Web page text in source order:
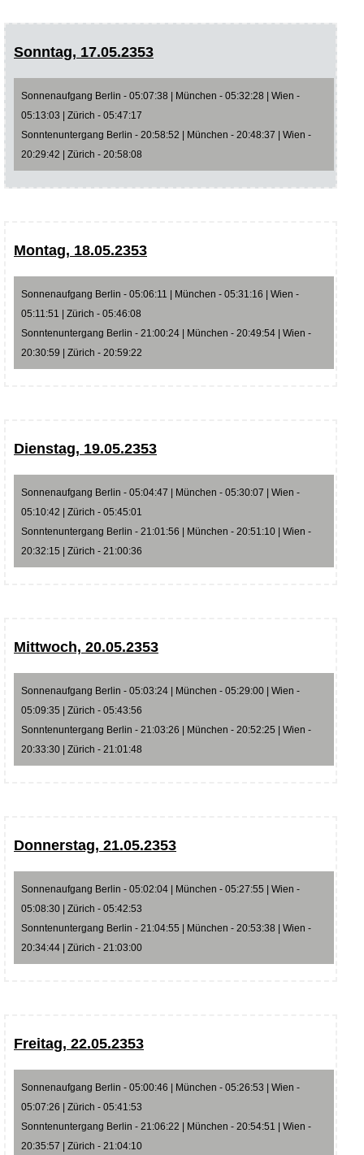
Sonntag, 17.05.2353
Sonnenaufgang Berlin - 05:07:38 | München - 05:32:28 | Wien -
05:13:03 | Zürich - 05:47:17
Sonntenuntergang Berlin - 20:58:52 | München - 20:48:37 | Wien -
20:29:42 | Zürich - 20:58:08
Montag, 18.05.2353
Sonnenaufgang Berlin - 05:06:11 | München - 05:31:16 | Wien -
05:11:51 | Zürich - 05:46:08
Sonntenuntergang Berlin - 21:00:24 | München - 20:49:54 | Wien -
20:30:59 | Zürich - 20:59:22
Dienstag, 19.05.2353
Sonnenaufgang Berlin - 05:04:47 | München - 05:30:07 | Wien -
05:10:42 | Zürich - 05:45:01
Sonntenuntergang Berlin - 21:01:56 | München - 20:51:10 | Wien -
20:32:15 | Zürich - 21:00:36
Mittwoch, 20.05.2353
Sonnenaufgang Berlin - 05:03:24 | München - 05:29:00 | Wien -
05:09:35 | Zürich - 05:43:56
Sonntenuntergang Berlin - 21:03:26 | München - 20:52:25 | Wien -
20:33:30 | Zürich - 21:01:48
Donnerstag, 21.05.2353
Sonnenaufgang Berlin - 05:02:04 | München - 05:27:55 | Wien -
05:08:30 | Zürich - 05:42:53
Sonntenuntergang Berlin - 21:04:55 | München - 20:53:38 | Wien -
20:34:44 | Zürich - 21:03:00
Freitag, 22.05.2353
Sonnenaufgang Berlin - 05:00:46 | München - 05:26:53 | Wien -
05:07:26 | Zürich - 05:41:53
Sonntenuntergang Berlin - 21:06:22 | München - 20:54:51 | Wien -
20:35:57 | Zürich - 21:04:10